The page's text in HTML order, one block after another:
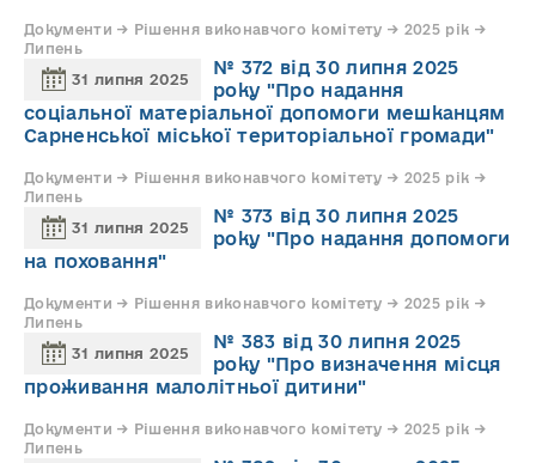
Документи → Рішення виконавчого комітету → 2025 рік →
Липень
31 липня 2025
№ 372 від 30 липня 2025
року "Про надання
соціальної матеріальної допомоги мешканцям
Сарненської міської територіальної громади"
Документи → Рішення виконавчого комітету → 2025 рік →
Липень
31 липня 2025
№ 373 від 30 липня 2025
року "Про надання допомоги
на поховання"
Документи → Рішення виконавчого комітету → 2025 рік →
Липень
31 липня 2025
№ 383 від 30 липня 2025
року "Про визначення місця
проживання малолітньої дитини"
Документи → Рішення виконавчого комітету → 2025 рік →
Липень